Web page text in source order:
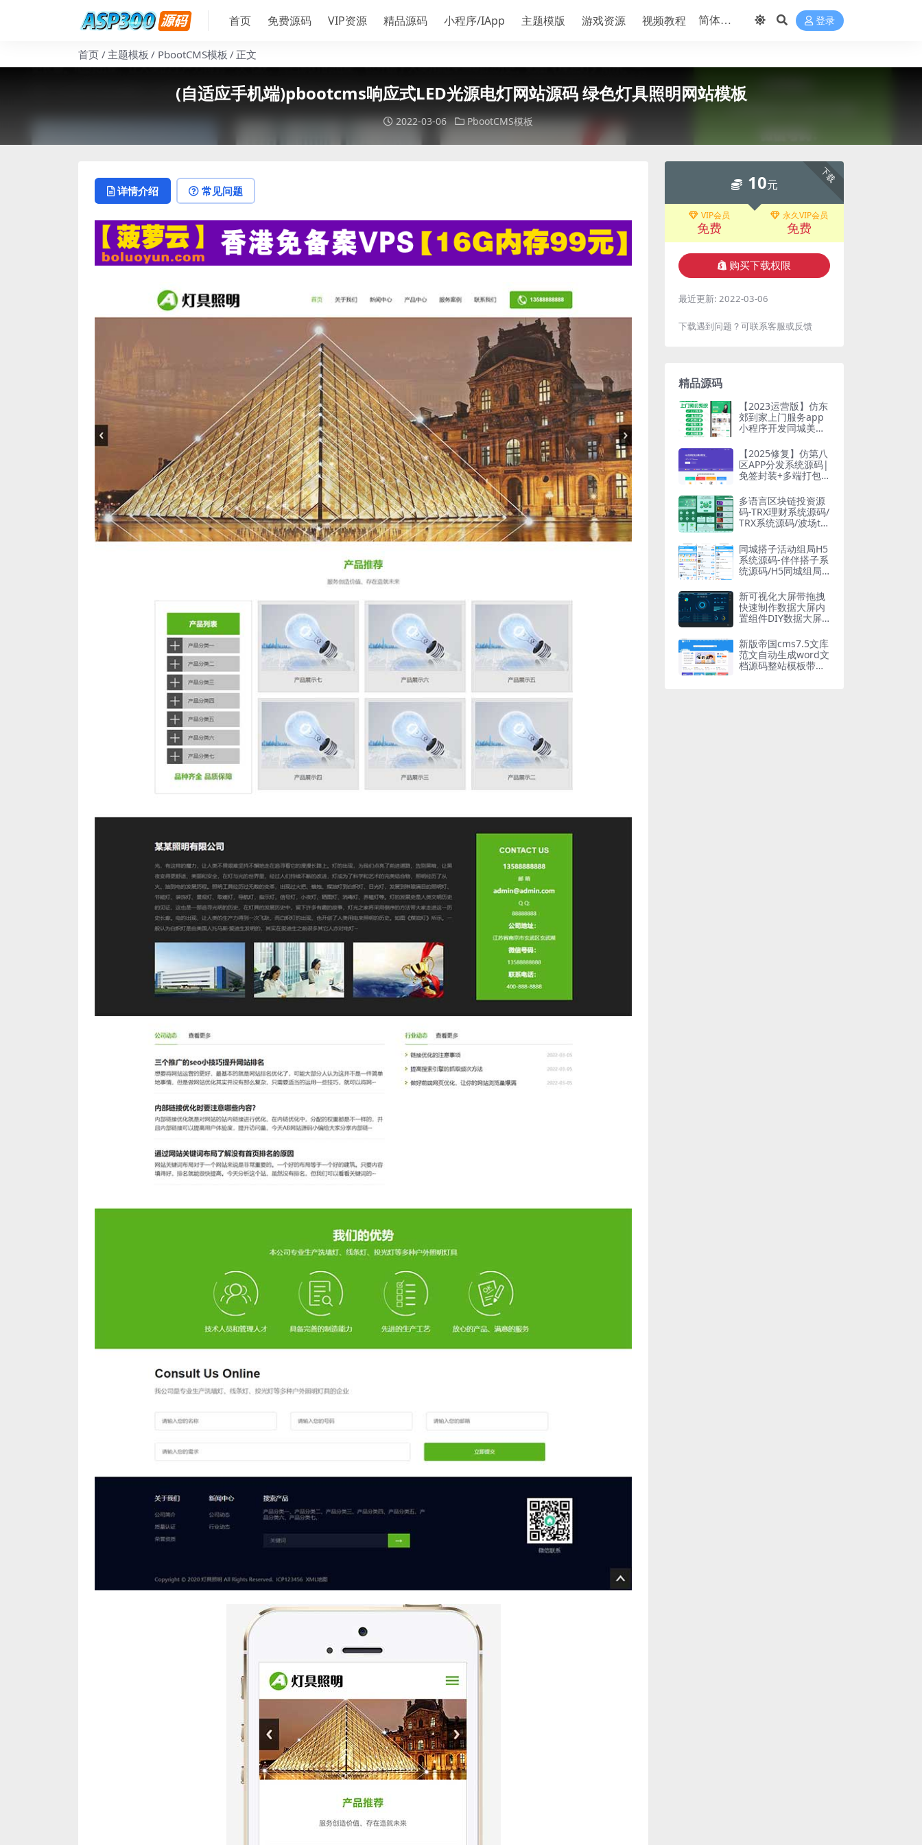
首页 免费源码 VIP资源 精品源码 小程序/IApp 主题模版 游戏资源 视频教程 登录
首页 主题模板 PbootCMS模板 正文
(自适应手机端)pbootcms响应式LED光源电灯网站源码 绿色灯具照明网站模板
2022-03-06 PbootCMS模板
详情介绍 常见问题
下载
10元
VIP会员
免费
永久VIP会员
免费
购买下载权限
最近更新: 2022-03-06
下载遇到问题？可联系客服或反馈
精品源码
【2023运营版】仿东
郊到家上门服务app
小程序开发同城美容
A技师派单源码
【2025修复】仿第八
区APP分发系统源码|
免签封装+多端打包|
发+企业
多语言区块链投资源
码-TRX理财系统源码/
TRX系统源码/波场trx
同城搭子活动组局H5
系统源码-伴伴搭子系
统源码/H5同城组局
新可视化大屏带拖拽
快速制作数据大屏内
置组件DIY数据大屏
企业数据
新版帝国cms7.5文库
范文自动生成word文
档源码整站模板带会